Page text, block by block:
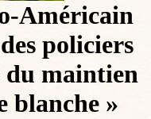
Américain
policiers
du maintien
blanche »